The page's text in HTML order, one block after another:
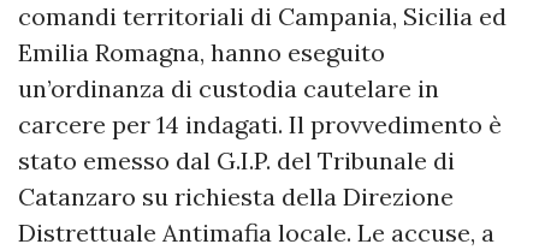
comandi territoriali di Campania, Sicilia ed
Emilia Romagna, hanno eseguito
un’ordinanza di custodia cautelare in
carcere per 14 indagati. Il provvedimento è
stato emesso dal G.I.P. del Tribunale di
Catanzaro su richiesta della Direzione
Distrettuale Antimafia locale. Le accuse, a